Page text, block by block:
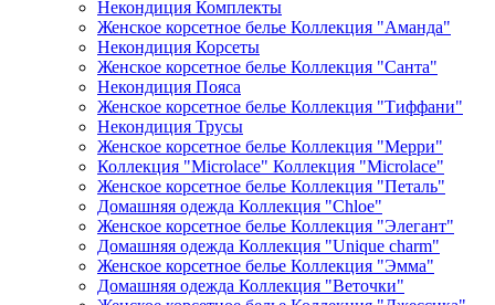
Некондиция Комплекты
Женское корсетное белье Коллекция "Аманда"
Некондиция Корсеты
Женское корсетное белье Коллекция "Санта"
Некондиция Пояса
Женское корсетное белье Коллекция "Тиффани"
Некондиция Трусы
Женское корсетное белье Коллекция "Мерри"
Коллекция "Microlace" Коллекция "Microlace"
Женское корсетное белье Коллекция "Петаль"
Домашняя одежда Коллекция "Chloe"
Женское корсетное белье Коллекция "Элегант"
Домашняя одежда Коллекция "Unique charm"
Женское корсетное белье Коллекция "Эмма"
Домашняя одежда Коллекция "Веточки"